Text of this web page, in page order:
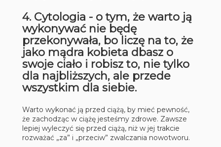
4. Cytologia - o tym, że warto ją
wykonywać nie będę
przekonywała, bo liczę na to, że
jako mądra kobieta dbasz o
swoje ciało i robisz to, nie tylko
dla najbliższych, ale przede
wszystkim dla siebie.
Warto wykonać ją przed ciążą, by mieć pewność,
że zachodząc w ciążę jesteśmy zdrowe. Zawsze
lepiej wyleczyć się przed ciążą, niż w jej trakcie
rozważać „za” i „przeciw” zwalczania nowotworu.